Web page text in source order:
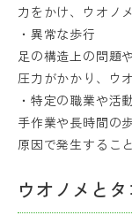
力をかけ、ウオノ
・異常な歩行
足の構造上の問題
圧力がかかり、ウ
・特定の職業や活動
手作業や長時間の
原因で発生するこ
ウオノメと